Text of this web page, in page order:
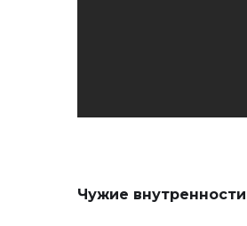
Чужие внутренности